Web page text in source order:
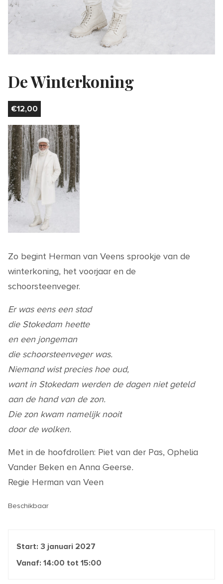
De Winterkoning
€12,00
Zo begint Herman van Veens sprookje van de
winterkoning, het voorjaar en de
schoorsteenveger.
Er was eens een stad
die Stokedam heette
en een jongeman
die schoorsteenveger was.
Niemand wist precies hoe oud,
want in Stokedam werden de dagen niet geteld
aan de hand van de zon.
Die zon kwam namelijk nooit
door de wolken.
Met in de hoofdrollen: Piet van der Pas, Ophelia
Vander Beken en Anna Geerse.
Regie Herman van Veen
Beschikbaar
Start: 3 januari 2027
Vanaf: 14:00 tot 15:00